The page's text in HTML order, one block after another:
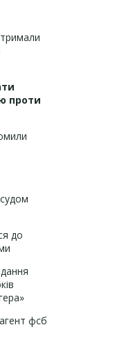
проти
до
фсб